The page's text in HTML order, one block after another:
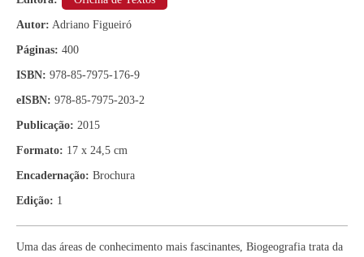
Autor: Adriano Figueiró
Páginas: 400
ISBN: 978-85-7975-176-9
eISBN: 978-85-7975-203-2
Publicação: 2015
Formato: 17 x 24,5 cm
Encadernação: Brochura
Edição: 1
Uma das áreas de conhecimento mais fascinantes, Biogeografia trata da